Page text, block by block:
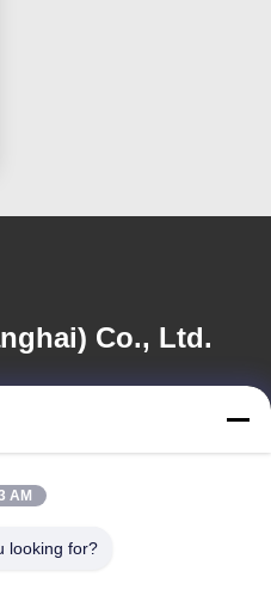
Co., Ltd.
AM
looking for?